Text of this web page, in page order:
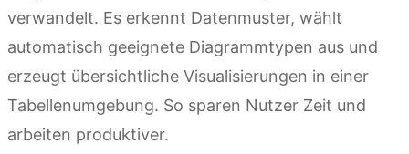
verwandelt. Es erkennt Datenmuster, wählt
automatisch geeignete Diagrammtypen aus und
erzeugt übersichtliche Visualisierungen in einer
Tabellenumgebung. So sparen Nutzer Zeit und
arbeiten produktiver.